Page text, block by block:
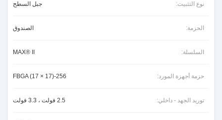
نوع التثبيت: جبل السطح
الحزمة: الصندوق
السلسلة: MAX® II
حزمة أجهزة المورد: 256-FBGA (17 × 17)
توريد الجهد - داخلي: 2.5 فولت ، 3.3 فولت